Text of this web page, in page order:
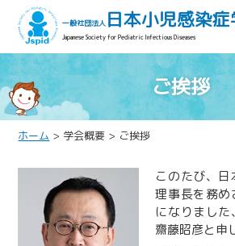
一般社団法人 日本小児感染
Japanese Society for Pediatric Infectious Diseases
ご挨拶
ホーム > 学会概要 > ご挨拶
このたび、
理事長を務め
になりまし
齋藤昭彦と申